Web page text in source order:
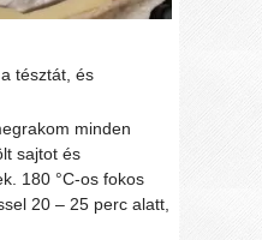
tésztát, és
minden
sajtot és
180 °C-os fokos
20 – 25 perc alatt,